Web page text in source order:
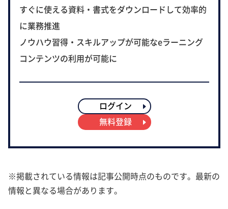
すぐに使える資料・書式をダウンロードして効率的
に業務推進
ノウハウ習得・スキルアップが可能なeラーニング
コンテンツの利用が可能に
ログイン
無料登録
※掲載されている情報は記事公開時点のものです。最新の
情報と異なる場合があります。